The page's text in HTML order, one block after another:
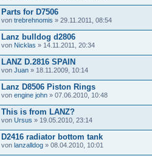
Parts for D7506
von trebrehnomis » 29.11.2011, 08:54
Lanz bulldog d2806
von Nicklas » 14.11.2011, 20:34
LANZ D.2816 SPAIN
von Juan » 18.11.2009, 10:14
Lanz D8506 Piston Rings
von engine john » 07.06.2010, 10:48
This is from LANZ?
von Ursus » 19.05.2010, 23:14
D2416 radiator bottom tank
von lanzalldog » 08.04.2010, 10:01